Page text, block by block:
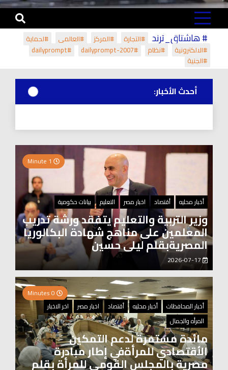
# هاشتاق_ترند #التجارة #المركز #العالمي
#لحماية
#الالكترونية
#نظام #dailyprompt-2007
#dailyprompt
#الجنية
أحدث الأخبار:
أخبار محليه أقتصاد اخبار مصر التعليم بيانات حكومية
وزير التربية والتعليم يتفقد ورشة تدريب
المعلمين على مناهج شهادة البكالوريا
المصريةبقلم ليلى حسين
أخبار المحافظات
أخبار محليه أقتصاد اخبار مصر
اخر الاخبار
المرأه والجمال
مائدة مستمرة لدعم التمكين
الأقتصادي للمرأةفي إطار مبادرة
مصرية بالمجلس القومي للمرأة بقلم